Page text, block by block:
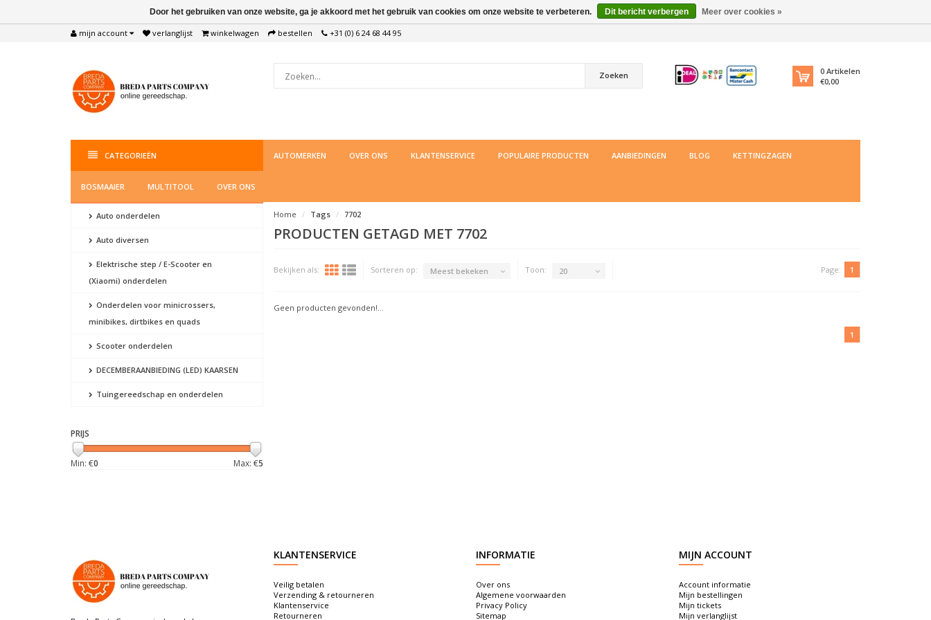
mijn account verlanglijst winkelwagen bestellen +31 (0) 6 24 68 44 95
Zoeken 0 Artikelen
€0,00
CATEGORIEËN AUTOMERKEN OVER ONS KLANTENSERVICE POPULAIRE PRODUCTEN AANBIEDINGEN BLOG KETTINGZAGEN
BOSMAAIER MULTITOOL OVER ONS
Auto onderdelen
Auto diversen
Elektrische step / E-Scooter en
(Xiaomi) onderdelen
Onderdelen voor minicrossers,
minibikes, dirtbikes en quads
Scooter onderdelen
DECEMBERAANBIEDING (LED) KAARSEN
Tuingereedschap en onderdelen
PRIJS
Min: €0 Max: €5
Home Tags 7702
PRODUCTEN GETAGD MET 7702
Bekijken als: Sorteren op: Meest bekeken Toon: 20 Page: 1
Geen producten gevonden!...
1
KLANTENSERVICE
Veilig betalen
Verzending & retourneren
Klantenservice
Retourneren
INFORMATIE
Over ons
Algemene voorwaarden
Privacy Policy
Sitemap
MIJN ACCOUNT
Account informatie
Mijn bestellingen
Mijn tickets
Mijn verlanglijst
Door het gebruiken van onze website, ga je akkoord met het gebruik van cookies om onze website te verbeteren. Dit bericht verbergen Meer over cookies »